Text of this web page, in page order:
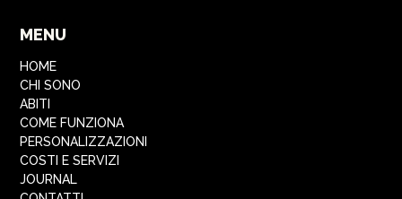
MENU
HOME
CHI SONO
ABITI
COME FUNZIONA
PERSONALIZZAZIONI
COSTI E SERVIZI
JOURNAL